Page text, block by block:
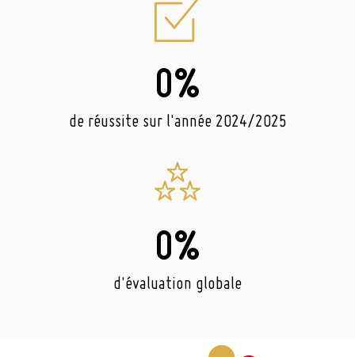
de réussite sur l'année 2024/2025
0%
d'évaluation globale
0%